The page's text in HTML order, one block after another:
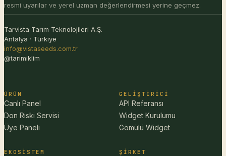
resmi uyarılar ve yerel uzman değerlendirmesi yerine geçmez.
Tarvista Tarım Teknolojileri A.Ş.
Antalya · Türkiye
info@vistaseeds.com.tr
@tarimiklim
ÜRÜN
Canlı Panel
Don Riski Servisi
Üye Paneli
GELIŞTIRICI
API Referansı
Widget Kurulumu
Gömülü Widget
EKOSISTEM ŞIRKET